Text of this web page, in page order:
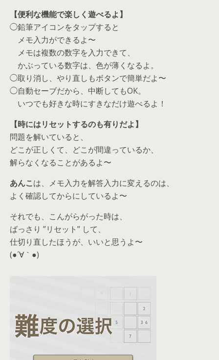
【便利な機能で楽しく遊べるよ】
◯鉛筆アイコンをタップすると
メモ入力ができるよ〜
メモは複数の数字を入力できて、
かぶっている数字は、色が薄くなるよ。
◯取り消し、やり直しもボタンで簡単だよ〜
◯自動セーブだから、中断してもOK。
いつでも好きな時にすきなだけ遊べるよ！
【時にはリセットするのも有りだよ】
問題を解いていると、
どこが正しくて、どこが間違っているか、
解らなくなることがあるよ〜
あんこは、メモ入力を解答入力に変えるのは、
よく確認してからにしているよ〜
それでも、こんがらがった時は、
ばっさり ”リセット” して、
仕切り直したほうが、いいと思うよ〜
(●´∀｀●)